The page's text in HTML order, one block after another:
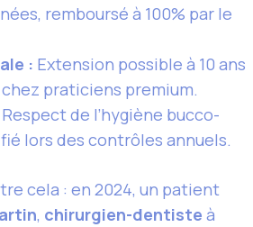
remboursé à 100% par le
: Extension possible à 10 ans
chez praticiens premium.
Respect de l’hygiène bucco-
lors des contrôles annuels.
cela : en 2024, un patient
, chirurgien-dentiste à